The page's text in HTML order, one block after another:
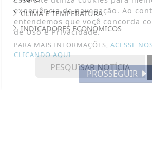
CLIMA E TEMPERATURA
INDICADORES ECONÔMICOS
experiência de navegação. Ao
entendemos que você concorda
de Uso e Privacidade.
PARA MAIS INFORMAÇÕES, ACESSE
CLICANDO AQUI
PROSSEGUIR